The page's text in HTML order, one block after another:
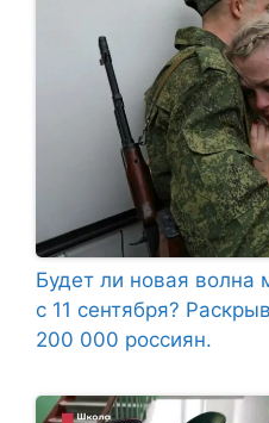
Будет ли новая волна
с 11 сентября?
200 000 россиян.